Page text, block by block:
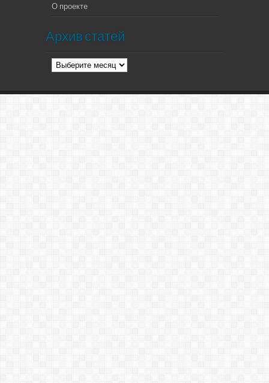
О проекте
Архив статей
Архив
статей